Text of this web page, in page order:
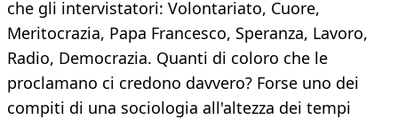
che gli intervistatori: Volontariato, Cuore,
Meritocrazia, Papa Francesco, Speranza, Lavoro,
Radio, Democrazia. Quanti di coloro che le
proclamano ci credono davvero? Forse uno dei
compiti di una sociologia all'altezza dei tempi